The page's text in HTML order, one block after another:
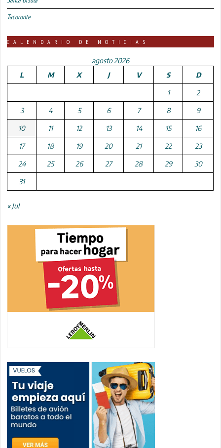
Tacoronte
CALENDARIO DE NOTICIAS
agosto 2026
L
M X J V S D
1 2
3 4 5 6 7 8 9
10 11 12 13 14 15 16
17 18 19 20 21 22 23
24 25 26 27 28 29 30
31
« Jul